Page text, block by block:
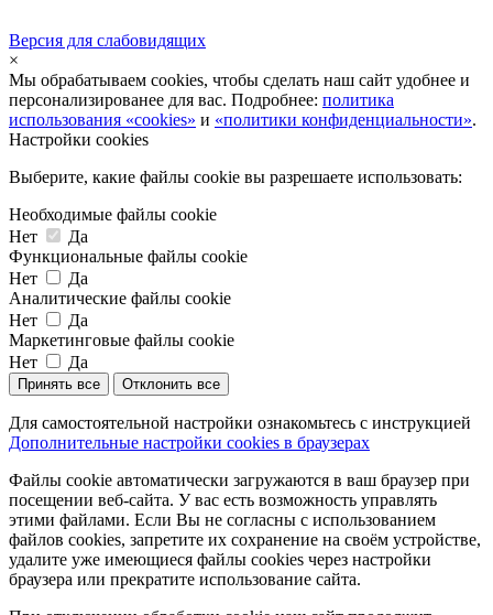
Версия для слабовидящих
×
Мы обрабатываем cookies, чтобы сделать наш сайт удобнее и
персонализированее для вас. Подробнее: политика
использования «cookies» и «политики конфиденциальности».
Настройки cookies
Выберите, какие файлы cookie вы разрешаете использовать:
Необходимые файлы cookie
Нет
Да
Функциональные файлы cookie
Нет
Да
Аналитические файлы cookie
Нет
Да
Маркетинговые файлы cookie
Нет
Да
Принять все Отклонить все
Для самостоятельной настройки ознакомьтесь с инструкцией
Дополнительные настройки cookies в браузерах
Файлы cookie автоматически загружаются в ваш браузер при
посещении веб-сайта. У вас есть возможность управлять
этими файлами. Если Вы не согласны с использованием
файлов cookies, запретите их сохранение на своём устройстве,
удалите уже имеющиеся файлы cookies через настройки
браузера или прекратите использование сайта.